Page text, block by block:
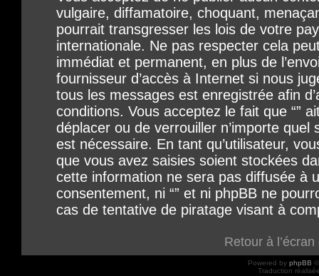
vulgaire, diffamatoire, choquant,
pourrait transgresser les lois de votre
internationale. Ne pas respecter cela
immédiat et permanent, en plus de
fournisseur d’accès à Internet si nous
tous les messages est enregistrée afin
conditions. Vous acceptez le fait que “”
déplacer ou de verrouiller n’importe
est nécessaire. En tant qu’utilisateur,
que vous avez saisies soient stockées
cette information ne sera pas diffusée à
consentement, ni “” et ni phpBB ne
cas de tentative de piratage visant à
Retour à
Powered by phpBB
Traduction